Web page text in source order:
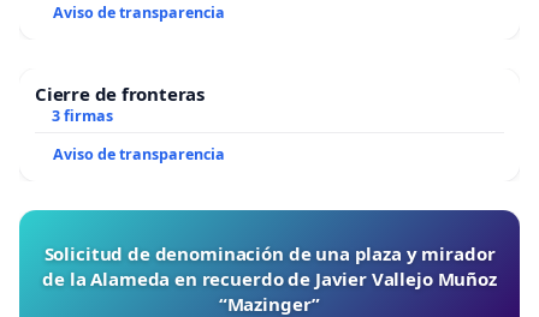
Aviso de transparencia
Cierre de fronteras
3 firmas
Aviso de transparencia
Solicitud de denominación de una plaza y mirador
de la Alameda en recuerdo de Javier Vallejo Muñoz
“Mazinger”